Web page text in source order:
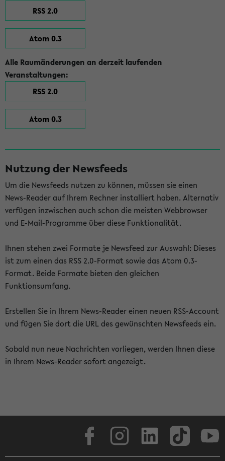
RSS 2.0
Atom 0.3
Alle Raumänderungen an derzeit laufenden
Veranstaltungen:
RSS 2.0
Atom 0.3
Nutzung der Newsfeeds
Um die Newsfeeds nutzen zu können, müssen sie einen
News-Reader auf Ihrem Rechner installiert haben. Alternativ
verfügen inzwischen auch schon die meisten Webbrowser
und E-Mail-Programme über diese Funktionalität.
Ihnen stehen zwei Formate je Newsfeed zur Auswahl: Dieses
ist zum einen das RSS 2.0-Format sowie das Atom 0.3-
Format. Beide Formate bieten den gleichen
Funktionsumfang.
Erstellen Sie in Ihrem News-Reader einen neuen RSS-Account
und fügen Sie dort die URL des gewünschten Newsfeeds ein.
Sobald nun neue Nachrichten vorliegen, werden Ihnen diese
in Ihrem News-Reader sofort angezeigt.